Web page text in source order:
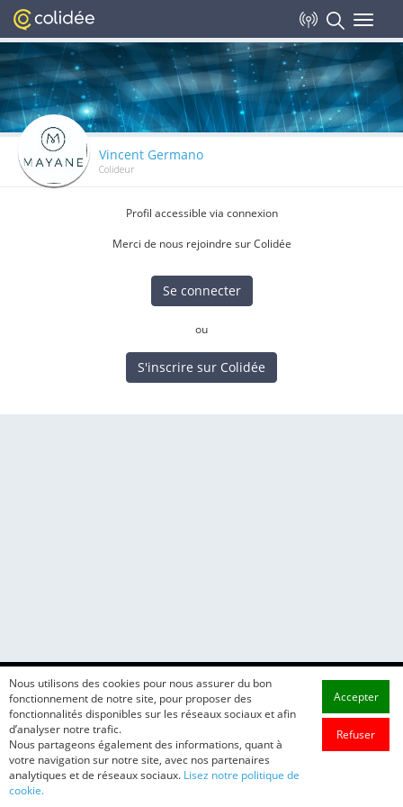
Toggle
Vincent Germano
Colideur
Profil accessible via connexion
Merci de nous rejoindre sur Colidée
Se connecter
ou
S'inscrire sur Colidée
Nous utilisons des cookies pour nous assurer du bon
fonctionnement de notre site, pour proposer des
fonctionnalités disponibles sur les réseaux sociaux et afin
d’analyser notre trafic.
Nous partageons également des informations, quant à
votre navigation sur notre site, avec nos partenaires
analytiques et de réseaux sociaux. Lisez notre politique de
cookie.
Accepter
Refuser